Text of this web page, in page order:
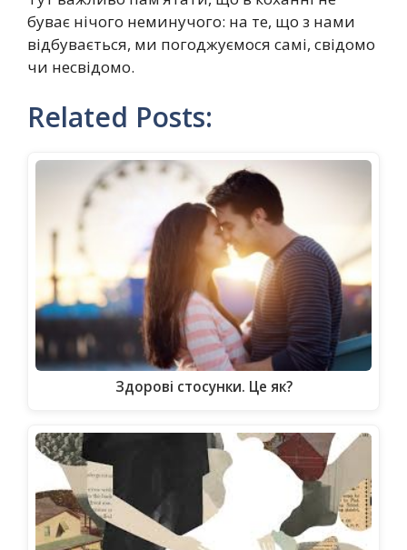
буває нічого неминучого: на те, що з нами
відбувається, ми погоджуємося самі, свідомо
чи несвідомо.
Related Posts:
Здорові стосунки. Це як?